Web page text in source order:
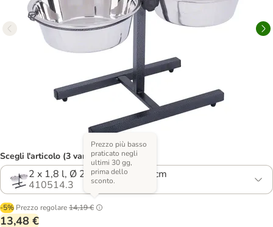
Scegli l'articolo (3 varianti)
2 x 1,8 l, Ø 21 cm, max H38 cm
410514.3
-5% Prezzo regolare14,19 €
Prezzo più basso
praticato negli
ultimi 30 gg,
prima dello
sconto.
13,48 €